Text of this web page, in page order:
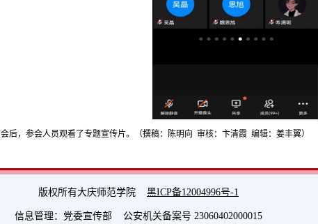
会后，参会人员观看了专题宣传片。（撰稿：陈明向 审核：卞清霞 编辑：姜丰翼）
版权所有大庆师范学院 黑ICP备12004996号-1
信息管理：党委宣传部 公安机关备案号 23060402000015